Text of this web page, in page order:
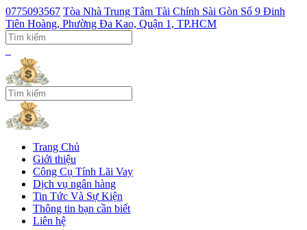
0775093567 Tòa Nhà Trung Tâm Tài Chính Sài Gòn Số 9 Đinh
Tiên Hoàng, Phường Đa Kao, Quận 1, TP.HCM
Trang Chủ
Giới thiệu
Công Cụ Tính Lãi Vay
Dịch vụ ngân hàng
Tin Tức Và Sự Kiện
Thông tin bạn cần biết
Liên hệ